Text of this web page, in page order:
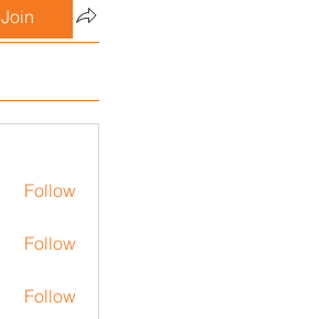
Join
Follow
Follow
Follow